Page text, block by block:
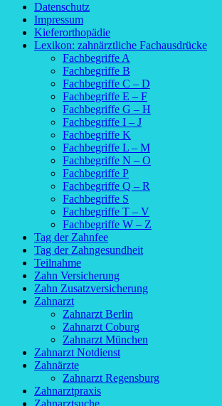
Datenschutz
Impressum
Kieferorthopädie
Lexikon: zahnärztliche Fachausdrücke
Fachbegriffe A
Fachbegriffe B
Fachbegriffe C – D
Fachbegriffe E – F
Fachbegriffe G – H
Fachbegriffe I – J
Fachbegriffe K
Fachbegriffe L – M
Fachbegriffe N – O
Fachbegriffe P
Fachbegriffe Q – R
Fachbegriffe S
Fachbegriffe T – V
Fachbegriffe W – Z
Tag der Zahnfee
Tag der Zahngesundheit
Teilnahme
Zahn Versicherung
Zahn Zusatzversicherung
Zahnarzt
Zahnarzt Berlin
Zahnarzt Coburg
Zahnarzt München
Zahnarzt Notdienst
Zahnärzte
Zahnarzt Regensburg
Zahnarztpraxis
Zahnarztsuche